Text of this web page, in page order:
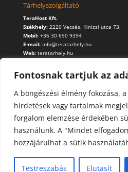
Fontosnak tartjuk az
A böngészési élmény fokozása,
hirdetések vagy tartalmak
forgalom elemzése érdekében
használunk. A "Mindet
hozzájárulhat a sütik
Testreszabás Elutasít
Tárhelyszolgáltató
TeraHost Kft.
Székhely: 2220 Vecsés, Kinizsi utca 73.
Mobil: +36 30 690 9394
E-mail: info@teratarhely.hu
Web: teratarhely.hu
Kapcsolat Foglalás
Adatvédelmi szabályzat